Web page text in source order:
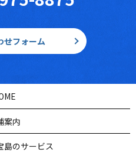
せフォーム
案内
島のサービス